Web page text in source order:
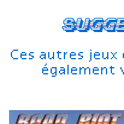
Ces autres jeux
également